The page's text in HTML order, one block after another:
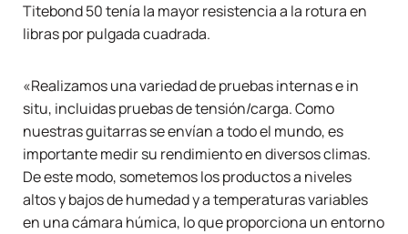
Titebond 50 tenía la mayor resistencia a la rotura en
libras por pulgada cuadrada.
«Realizamos una variedad de pruebas internas e in
situ, incluidas pruebas de tensión/carga. Como
nuestras guitarras se envían a todo el mundo, es
importante medir su rendimiento en diversos climas.
De este modo, sometemos los productos a niveles
altos y bajos de humedad y a temperaturas variables
en una cámara húmica, lo que proporciona un entorno